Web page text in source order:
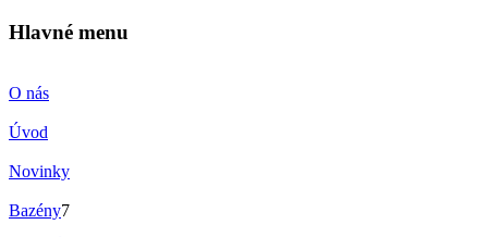
Hlavné menu
O nás
Úvod
Novinky
Bazény7